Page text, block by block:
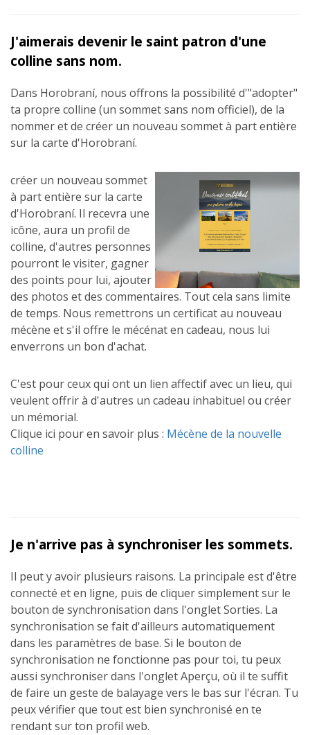
J'aimerais devenir le saint patron d'une
colline sans nom.
Dans Horobraní, nous offrons la possibilité d'"adopter"
ta propre colline (un sommet sans nom officiel), de la
nommer et de créer un nouveau sommet à part entière
sur la carte d'Horobraní.
créer un nouveau sommet
à part entière sur la carte
d'Horobraní. Il recevra une
icône, aura un profil de
colline, d'autres personnes
pourront le visiter, gagner
des points pour lui, ajouter
des photos et des commentaires. Tout cela sans limite
de temps. Nous remettrons un certificat au nouveau
mécène et s'il offre le mécénat en cadeau, nous lui
enverrons un bon d'achat.
C'est pour ceux qui ont un lien affectif avec un lieu, qui
veulent offrir à d'autres un cadeau inhabituel ou créer
un mémorial.
Clique ici pour en savoir plus : Mécène de la nouvelle
colline
Je n'arrive pas à synchroniser les sommets.
Il peut y avoir plusieurs raisons. La principale est d'être
connecté et en ligne, puis de cliquer simplement sur le
bouton de synchronisation dans l'onglet Sorties. La
synchronisation se fait d'ailleurs automatiquement
dans les paramètres de base. Si le bouton de
synchronisation ne fonctionne pas pour toi, tu peux
aussi synchroniser dans l'onglet Aperçu, où il te suffit
de faire un geste de balayage vers le bas sur l'écran. Tu
peux vérifier que tout est bien synchronisé en te
rendant sur ton profil web.